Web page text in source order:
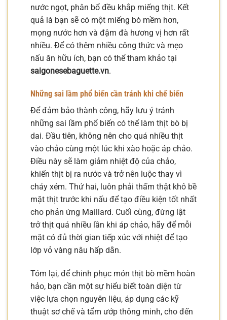
nước ngọt, phân bổ đều khắp miếng thịt. Kết
quả là bạn sẽ có một miếng bò mềm hơn,
mọng nước hơn và đậm đà hương vị hơn rất
nhiều. Để có thêm nhiều công thức và mẹo
nấu ăn hữu ích, bạn có thể tham khảo tại
saigonesebaguette.vn.
Những sai lầm phổ biến cần tránh khi chế biến
Để đảm bảo thành công, hãy lưu ý tránh
những sai lầm phổ biến có thể làm thịt bò bị
dai. Đầu tiên, không nên cho quá nhiều thịt
vào chảo cùng một lúc khi xào hoặc áp chảo.
Điều này sẽ làm giảm nhiệt độ của chảo,
khiến thịt bị ra nước và trở nên luộc thay vì
cháy xém. Thứ hai, luôn phải thấm thật khô bề
mặt thịt trước khi nấu để tạo điều kiện tốt nhất
cho phản ứng Maillard. Cuối cùng, đừng lật
trở thịt quá nhiều lần khi áp chảo, hãy để mỗi
mặt có đủ thời gian tiếp xúc với nhiệt để tạo
lớp vỏ vàng nâu hấp dẫn.
Tóm lại, để chinh phục món thịt bò mềm hoàn
hảo, bạn cần một sự hiểu biết toàn diện từ
việc lựa chọn nguyên liệu, áp dụng các kỹ
thuật sơ chế và tẩm ướp thông minh, cho đến